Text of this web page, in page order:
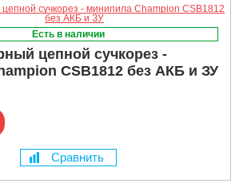
Есть в наличии
цепной сучкорез -
CSB1812 без АКБ и ЗУ
Сравнить